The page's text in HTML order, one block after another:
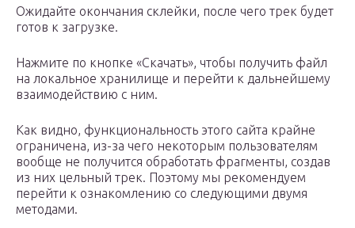
Ожидайте окончания склейки, после чего трек будет
готов к загрузке.
Нажмите по кнопке «Скачать», чтобы получить файл
на локальное хранилище и перейти к дальнейшему
взаимодействию с ним.
Как видно, функциональность этого сайта крайне
ограничена, из-за чего некоторым пользователям
вообще не получится обработать фрагменты, создав
из них цельный трек. Поэтому мы рекомендуем
перейти к ознакомлению со следующими двумя
методами.